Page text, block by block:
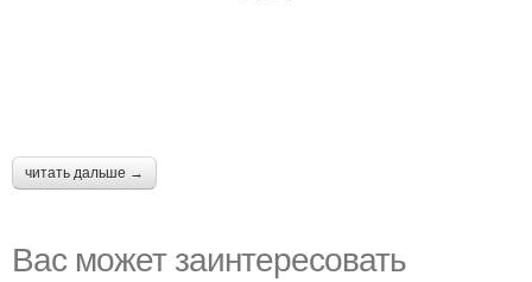
читать дальше →
Вас может заинтересовать